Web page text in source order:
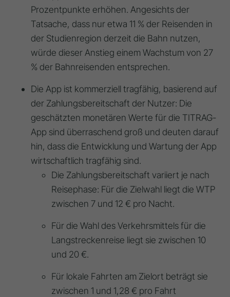
Prozentpunkte erhöhen. Angesichts der
Tatsache, dass nur etwa 11 % der Reisenden in
der Studienregion derzeit die Bahn nutzen,
würde dieser Anstieg einemWachstum von 27
% der Bahnreisenden entsprechen.
Die App ist kommerziell tragfähig, basierend auf
der Zahlungsbereitschaft der Nutzer: Die
geschätzten monetären Werte für die TITRAG-
App sind überraschend groß und deuten darauf
hin, dass die Entwicklung und Wartung der App
wirtschaftlich tragfähig sind.
Die Zahlungsbereitschaft variiert je nach
Reisephase: Für die Zielwahl liegt die WTP
zwischen 7 und 12 € pro Nacht.
Für die Wahl des Verkehrsmittels für die
Langstreckenreise liegt sie zwischen 10
und 20 €.
Für lokale Fahrten am Zielort beträgt sie
zwischen 1 und 1,28 € pro Fahrt